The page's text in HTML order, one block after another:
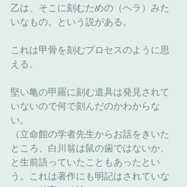
乙は、そこに刻むための（ヘラ）みた
いなもの。という説がある。
これは甲骨を刻むプロセスのように思
える。
堅い亀の甲羅に刻む道具は発見されて
いないので何で刻んだのかわからな
い。
（立命館の学者先生からお話をきいた
ところ、白川翁は鼠の歯ではないか、
と生前語っていたこともあったとい
う。これは著作にも明記はされていな